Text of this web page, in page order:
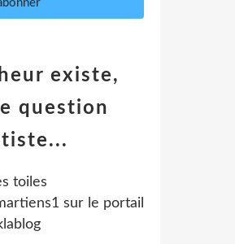
existe,
question
toiles
sur le portail